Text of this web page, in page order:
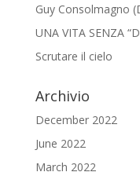
Guy Consolmagno
UNA VITA SENZA
Scrutare il cielo
Archivio
December 2022
June 2022
March 2022